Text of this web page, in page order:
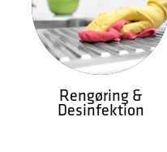
Rengøring &
Desinfektion